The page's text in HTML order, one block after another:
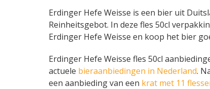
Erdinger Hefe Weisse is een bier uit
Reinheitsgebot. In deze fles 50cl
Erdinger Hefe Weisse en koop het bier
Erdinger Hefe Weisse fles 50cl
actuele bieraanbiedingen in Nederland.
een aanbieding van een krat met 11